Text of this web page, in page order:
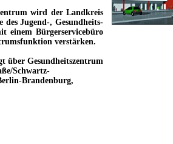
wird der Landkreis
Jugend-, Gesundheits-
einem Bürgerservicebüro
verstärken.
über Gesundheitszentrum
Schwartz-
Brandenburg,